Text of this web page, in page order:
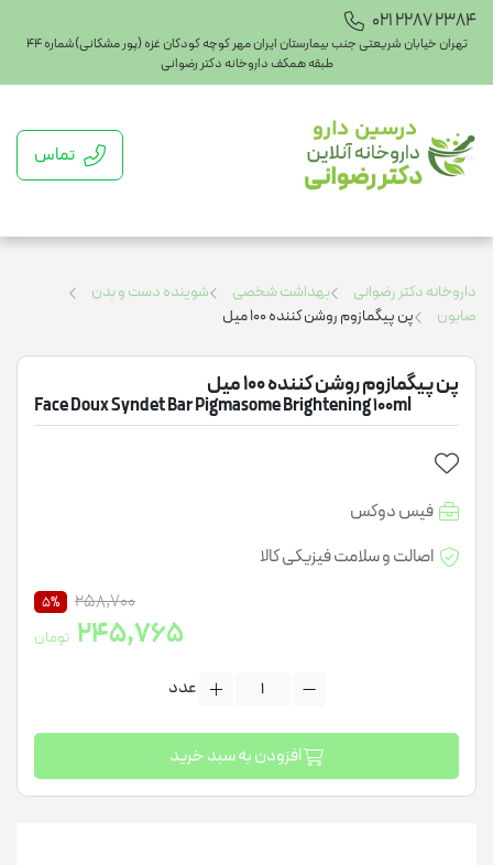
021 2287 2384
تهران خیابان شریعتی جنب بیمارستان ایران مهر کوچه کودکان غزه (پور مشکانی)شماره ۴۴
طبقه همکف داروخانه دکتر رضوانی
تماس
داروخانه دکتر رضوانی بهداشت شخصی
شوینده دست و بدن
صابون
پن پیگمازوم روشن کننده 100 میل
پن پیگمازوم روشن کننده 100 میل
Face Doux Syndet Bar Pigmasome Brightening 100ml
فیس دوکس
اصالت و سلامت فیزیکی کالا
258,700
5%
245,765 تومان
عدد